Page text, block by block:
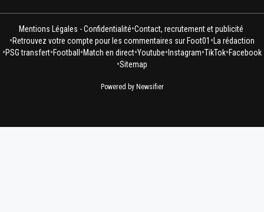
Mentions Légales - Confidentialité•Contact, recrutement et publicité
•Retrouvez votre compte pour les commentaires sur Foot01 • La rédaction
•PSG transfert•Football •Match en direct•Youtube• Instagram•TikTok•Facebook
•Sitemap
Powered by Newsifier